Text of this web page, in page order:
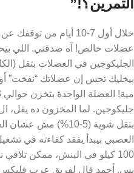
التمرين؟!”
خلال أول 7-10 أيام
عضلات خالص! آه صدقني. اللي
الجليكوجين في العضلات بتقل
بيخليك تحس إن عضلاتك “نفخت”
بتقل شوية (5-10%)
العصبي بيبدأ يفقد كفاءته في
بس. أحمد قال لفريق عرب فليكس